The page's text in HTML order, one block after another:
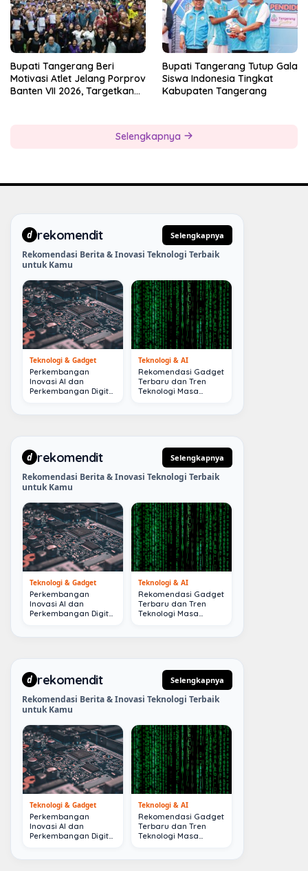
Bupati Tangerang Beri
Motivasi Atlet Jelang Porprov
Banten VII 2026, Targetkan
Bupati Tangerang Tutup Gala
Siswa Indonesia Tingkat
Kabupaten Tangerang
Selengkapnya
d rekomendit Selengkapnya
Rekomendasi Berita & Inovasi Teknologi Terbaik
untuk Kamu
Teknologi & Gadget
Perkembangan
Inovasi AI dan
Perkembangan Digital
Teknologi & AI
Rekomendasi Gadget
Terbaru dan Tren
Teknologi Masa
d rekomendit Selengkapnya
Rekomendasi Berita & Inovasi Teknologi Terbaik
untuk Kamu
Teknologi & Gadget
Perkembangan
Inovasi AI dan
Perkembangan Digital
Teknologi & AI
Rekomendasi Gadget
Terbaru dan Tren
Teknologi Masa
d rekomendit Selengkapnya
Rekomendasi Berita & Inovasi Teknologi Terbaik
untuk Kamu
Teknologi & Gadget
Perkembangan
Inovasi AI dan
Perkembangan Digital
Teknologi & AI
Rekomendasi Gadget
Terbaru dan Tren
Teknologi Masa